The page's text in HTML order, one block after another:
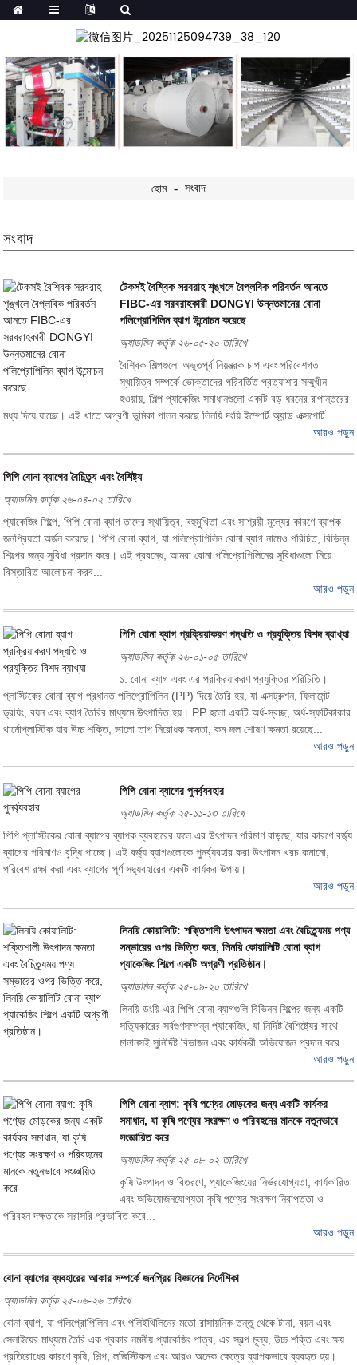
হোম সংবাদ
সংবাদ
টেকসই বৈশ্বিক সরবরাহ শৃঙ্খলে বৈপ্লবিক পরিবর্তন আনতে
FIBC-এর সরবরাহকারী DONGYI উন্নতমানের বোনা
পলিপ্রোপিলিন ব্যাগ উন্মোচন করেছে
অ্যাডমিন কর্তৃক ২৬-০৫-২০ তারিখে
বৈশ্বিক শিল্পগুলো অভূতপূর্ব নিয়ন্ত্রক চাপ এবং পরিবেশগত
স্থায়িত্ব সম্পর্কে ভোক্তাদের পরিবর্তিত প্রত্যাশার সম্মুখীন
হওয়ায়, শিল্প প্যাকেজিং সমাধানগুলো একটি বড় ধরনের রূপান্তরের
মধ্য দিয়ে যাচ্ছে। এই খাতে অগ্রণী ভূমিকা পালন করছে লিনয়ি দংয়ি ইম্পোর্ট অ্যান্ড এক্সপোর্ট...
আরও পড়ুন
পিপি বোনা ব্যাগের বৈচিত্র্য এবং বৈশিষ্ট্য
অ্যাডমিন কর্তৃক ২৬-০৪-০২ তারিখে
প্যাকেজিং শিল্পে, পিপি বোনা ব্যাগ তাদের স্থায়িত্ব, বহুমুখিতা এবং সাশ্রয়ী মূল্যের কারণে ব্যাপক
জনপ্রিয়তা অর্জন করেছে। পিপি বোনা ব্যাগ, যা পলিপ্রোপিলিন বোনা ব্যাগ নামেও পরিচিত, বিভিন্ন
শিল্পের জন্য সুবিধা প্রদান করে। এই প্রবন্ধে, আমরা বোনা পলিপ্রোপিলিনের সুবিধাগুলো নিয়ে
বিস্তারিত আলোচনা করব...
আরও পড়ুন
পিপি বোনা ব্যাগ প্রক্রিয়াকরণ পদ্ধতি ও প্রযুক্তির বিশদ ব্যাখ্যা
অ্যাডমিন কর্তৃক ২৬-০১-০৫ তারিখে
১. বোনা ব্যাগ এবং এর প্রক্রিয়াকরণ প্রযুক্তির পরিচিতি।
প্লাস্টিকের বোনা ব্যাগ প্রধানত পলিপ্রোপিলিন (PP) দিয়ে তৈরি হয়, যা এক্সট্রুশন, ফিলামেন্ট
ড্রয়িং, বয়ন এবং ব্যাগ তৈরির মাধ্যমে উৎপাদিত হয়। PP হলো একটি অর্ধ-স্বচ্ছ, অর্ধ-স্ফটিকাকার
থার্মোপ্লাস্টিক যার উচ্চ শক্তি, ভালো তাপ নিরোধক ক্ষমতা, কম জল শোষণ ক্ষমতা রয়েছে...
আরও পড়ুন
পিপি বোনা ব্যাগের পুনর্ব্যবহার
অ্যাডমিন কর্তৃক ২৫-১১-১৩ তারিখে
পিপি প্লাস্টিকের বোনা ব্যাগের ব্যাপক ব্যবহারের ফলে এর উৎপাদন পরিমাণ বাড়ছে, যার কারণে বর্জ্য
ব্যাগের পরিমাণও বৃদ্ধি পাচ্ছে। এই বর্জ্য ব্যাগগুলোকে পুনর্ব্যবহার করা উৎপাদন খরচ কমানো,
পরিবেশ রক্ষা করা এবং ব্যাগের পূর্ণ সদ্ব্যবহারের একটি কার্যকর উপায়।
আরও পড়ুন
লিনয়ি কোয়ালিটি: শক্তিশালী উৎপাদন ক্ষমতা এবং বৈচিত্র্যময় পণ্য
সম্ভারের ওপর ভিত্তি করে, লিনয়ি কোয়ালিটি বোনা ব্যাগ
প্যাকেজিং শিল্পে একটি অগ্রণী প্রতিষ্ঠান।
অ্যাডমিন কর্তৃক ২৫-০৯-২০ তারিখে
লিনয়ি ডংয়ি-এর পিপি বোনা ব্যাগগুলি বিভিন্ন শিল্পের জন্য একটি
সত্যিকারের সর্বগুণসম্পন্ন প্যাকেজিং, যা নির্দিষ্ট বৈশিষ্ট্যের সাথে
মানানসই সুনির্দিষ্ট বিভাজন এবং কার্যকরী অভিযোজন প্রদান করে...
আরও পড়ুন
পিপি বোনা ব্যাগ: কৃষি পণ্যের মোড়কের জন্য একটি কার্যকর
সমাধান, যা কৃষি পণ্যের সংরক্ষণ ও পরিবহনের মানকে নতুনভাবে
সংজ্ঞায়িত করে
অ্যাডমিন কর্তৃক ২৫-০৮-০২ তারিখে
কৃষি উৎপাদন ও বিতরণে, প্যাকেজিংয়ের নির্ভরযোগ্যতা, কার্যকারিতা
এবং অভিযোজনযোগ্যতা কৃষি পণ্যের সংরক্ষণ নিরাপত্তা ও
পরিবহন দক্ষতাকে সরাসরি প্রভাবিত করে...
আরও পড়ুন
বোনা ব্যাগের ব্যবহারের আকার সম্পর্কে জনপ্রিয় বিজ্ঞানের নির্দেশিকা
অ্যাডমিন কর্তৃক ২৫-০৬-২৬ তারিখে
বোনা ব্যাগ, যা পলিপ্রোপিলিন এবং পলিইথিলিনের মতো রাসায়নিক তন্তু থেকে টানা, বয়ন এবং
সেলাইয়ের মাধ্যমে তৈরি এক প্রকার নমনীয় প্যাকেজিং পাত্র, এর স্বল্প মূল্য, উচ্চ শক্তি এবং ক্ষয়
প্রতিরোধের কারণে কৃষি, শিল্প, লজিস্টিকস এবং আরও অনেক ক্ষেত্রে ব্যাপকভাবে ব্যবহৃত হয়।